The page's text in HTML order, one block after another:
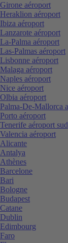
Girone aéroport
Heraklion aéroport
Ibiza aéroport
Lanzarote aéroport
La-Palma aéroport
Las-Palmas aéroport
Lisbonne aéroport
Malaga aéroport
Naples aéroport
Nice aéroport
Olbia aéroport
Palma-De-Mallorca
Porto aéroport
Tenerife aéroport sud
Valencia aéroport
Alicante
Antalya
Athènes
Barcelone
Bari
Bologne
Budapest
Catane
Dublin
Edimbourg
Faro